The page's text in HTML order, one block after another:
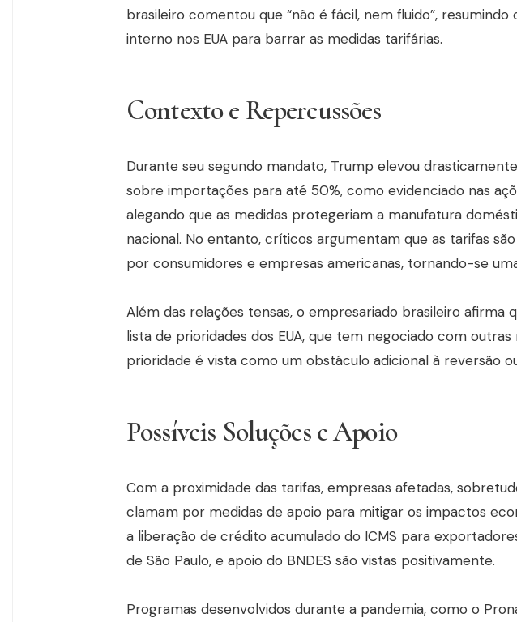
brasileiro comentou que “não é fácil, nem fluido”,
interno nos EUA para barrar as medidas tarifárias.
Contexto e Repercussões
Durante seu segundo mandato, Trump elevou
sobre importações para até 50%, como evidenciado nas
alegando que as medidas protegeriam a manufatura
nacional. No entanto, críticos argumentam que as tarifas
por consumidores e empresas americanas, tornando-se
Além das relações tensas, o empresariado brasileiro afirma
lista de prioridades dos EUA, que tem negociado com outras
prioridade é vista como um obstáculo adicional à reversão
Possíveis Soluções e Apoio
Com a proximidade das tarifas, empresas afetadas,
clamam por medidas de apoio para mitigar os impactos
a liberação de crédito acumulado do ICMS para
de São Paulo, e apoio do BNDES são vistas positivamente.
Programas desenvolvidos durante a pandemia, como o